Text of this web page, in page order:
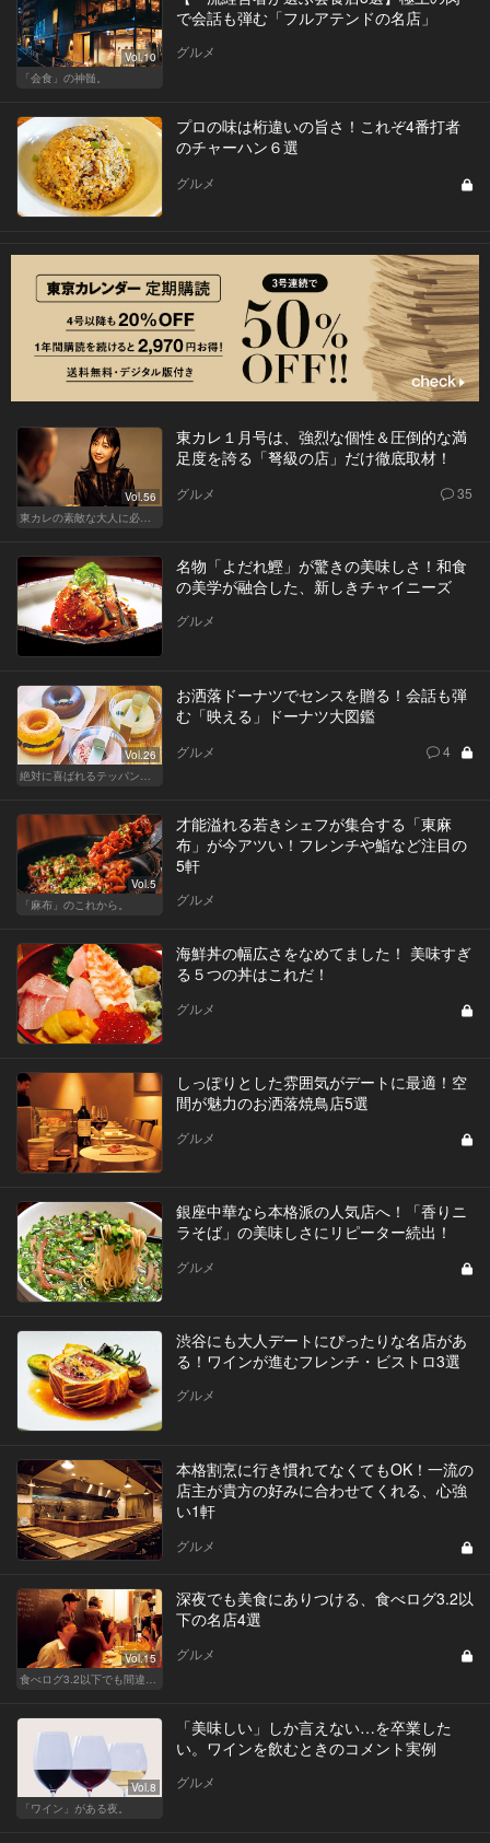
Vol.10
「会食」の神髄。
で会話も弾む「フルアテンドの名店」
グルメ
プロの味は桁違いの旨さ！これぞ4番打者
のチャーハン６選
グルメ
Vol.56
東カレの素敵な大人に必要なこと
東カレ１月号は、強烈な個性＆圧倒的な満
足度を誇る「弩級の店」だけ徹底取材！
グルメ 35
名物「よだれ鰹」が驚きの美味しさ！和食
の美学が融合した、新しきチャイニーズ
グルメ
Vol.26
絶対に喜ばれるテッパン手土産
お洒落ドーナツでセンスを贈る！会話も弾
む「映える」ドーナツ大図鑑
グルメ 4
Vol.5
「麻布」のこれから。
才能溢れる若きシェフが集合する「東麻
布」が今アツい！フレンチや鮨など注目の
5軒
グルメ
海鮮丼の幅広さをなめてました！ 美味すぎ
る５つの丼はこれだ！
グルメ
しっぽりとした雰囲気がデートに最適！空
間が魅力のお洒落焼鳥店5選
グルメ
銀座中華なら本格派の人気店へ！「香りニ
ラそば」の美味しさにリピーター続出！
グルメ
渋谷にも大人デートにぴったりな名店があ
る！ワインが進むフレンチ・ビストロ3選
グルメ
本格割烹に行き慣れてなくてもOK！一流の
店主が貴方の好みに合わせてくれる、心強
い1軒
グルメ
Vol.15
食べログ3.2以下でも間違いなく名店！
深夜でも美食にありつける、食べログ3.2以
下の名店4選
グルメ
Vol.8
「ワイン」がある夜。
「美味しい」しか言えない…を卒業した
い。ワインを飲むときのコメント実例
グルメ